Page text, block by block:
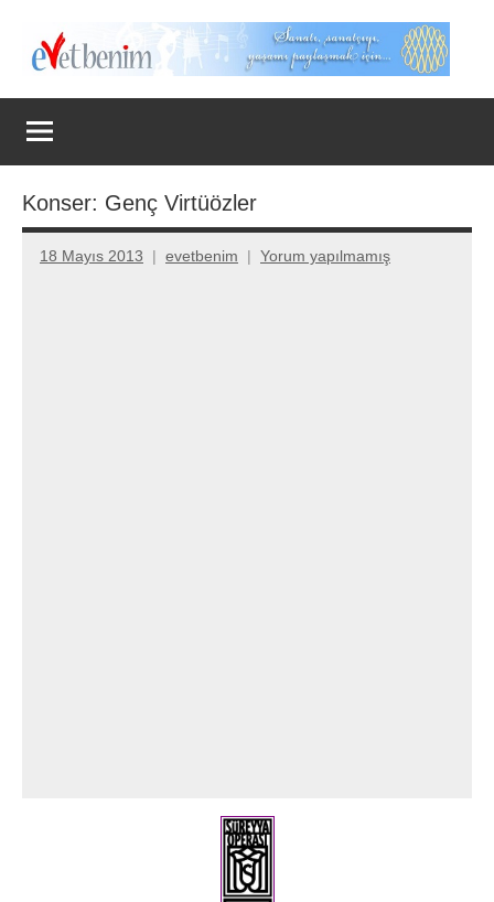
Evet
Benim
Konser: Genç Virtüözler
18 Mayıs 2013 evetbenim Yorum yapılmamış